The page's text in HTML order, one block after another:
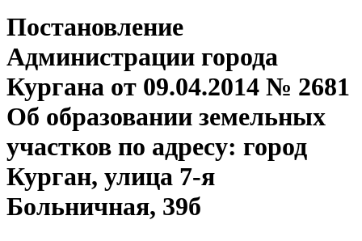
Постановление
Администрации города
Кургана от 09.04.2014 № 2681
Об образовании земельных
участков по адресу: город
Курган, улица 7-я
Больничная, 39б